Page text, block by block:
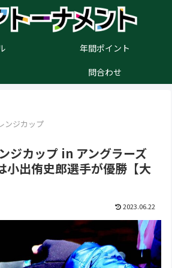
年間ポイント
問合わせ
ンジカップ
ジカップ in アングラーズ
小出侑史郎選手が優勝【大
2023.06.22